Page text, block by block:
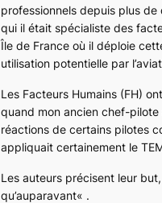
professionnels depuis plus
qui il était spécialiste des
Île de France où il déploie
utilisation potentielle par
Les Facteurs Humains (FH)
quand mon ancien chef-pilote
réactions de certains pilotes
appliquait certainement le
Les auteurs précisent leur
qu’auparavant« .